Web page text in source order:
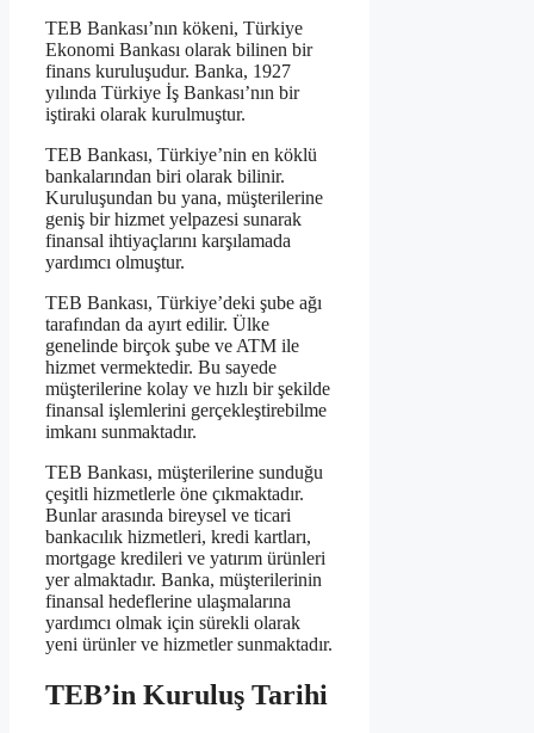
TEB Bankası’nın kökeni, Türkiye
Ekonomi Bankası olarak bilinen bir
finans kuruluşudur. Banka, 1927
yılında Türkiye İş Bankası’nın bir
iştiraki olarak kurulmuştur.
TEB Bankası, Türkiye’nin en köklü
bankalarından biri olarak bilinir.
Kuruluşundan bu yana, müşterilerine
geniş bir hizmet yelpazesi sunarak
finansal ihtiyaçlarını karşılamada
yardımcı olmuştur.
TEB Bankası, Türkiye’deki şube ağı
tarafından da ayırt edilir. Ülke
genelinde birçok şube ve ATM ile
hizmet vermektedir. Bu sayede
müşterilerine kolay ve hızlı bir şekilde
finansal işlemlerini gerçekleştirebilme
imkanı sunmaktadır.
TEB Bankası, müşterilerine sunduğu
çeşitli hizmetlerle öne çıkmaktadır.
Bunlar arasında bireysel ve ticari
bankacılık hizmetleri, kredi kartları,
mortgage kredileri ve yatırım ürünleri
yer almaktadır. Banka, müşterilerinin
finansal hedeflerine ulaşmalarına
yardımcı olmak için sürekli olarak
yeni ürünler ve hizmetler sunmaktadır.
TEB’in Kuruluş Tarihi